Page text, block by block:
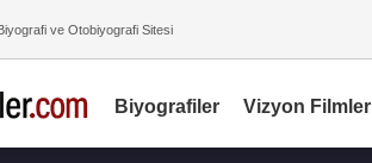
ve Otobiyografi Sitesi
Biyografiler Vizyon Filmler